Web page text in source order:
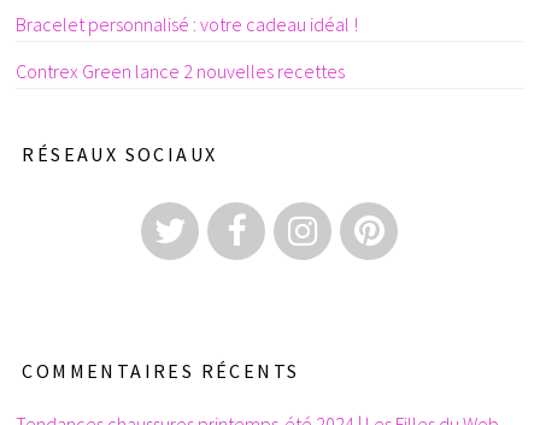
Bracelet personnalisé : votre cadeau idéal !
Contrex Green lance 2 nouvelles recettes
RÉSEAUX SOCIAUX
COMMENTAIRES RÉCENTS